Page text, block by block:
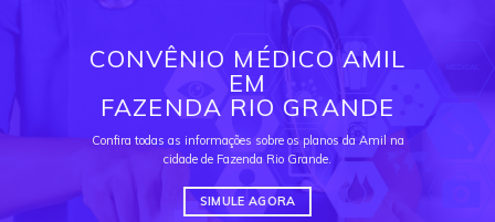
CONVÊNIO MÉDICO AMIL
EM
FAZENDA RIO GRANDE
Confira todas as informações sobre os planos da Amil na
cidade de Fazenda Rio Grande.
SIMULE AGORA